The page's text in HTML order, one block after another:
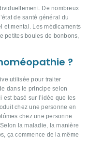
De nombreux
de santé général du
et mental. Les médicaments
petites boules de bonbons,
?
utilisée pour traiter
dans le principe selon
basé sur l’idée que les
chez une personne en
chez une personne
la maladie, la manière
ça commence de la même